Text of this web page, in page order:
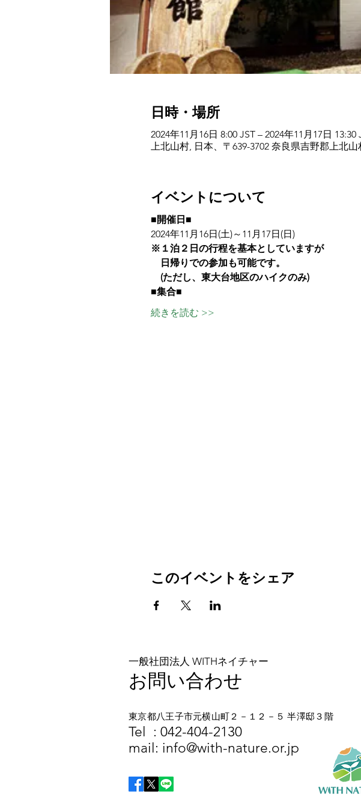
日時・場所
2024年11月16日 8:00 JST – 2024年11月17日 13:30
上北山村, 日本、〒639-3702 奈良県吉野郡上北
イベントについて
■開催日■
2024年11月16日(土)～11月17日(日)
※１泊２日の行程を基本としていますが
日帰りでの参加も可能です。
(ただし、東大台地区のハイクのみ)
■集合■
続きを読む >>
このイベントをシェア
一般社団法人 WITHネイチャー
お問い合わせ
東京都八王子市元横山町２－１２－５ 半澤邸３階
​​Tel : 042-404-2130
mail: info@with-nature.or.jp